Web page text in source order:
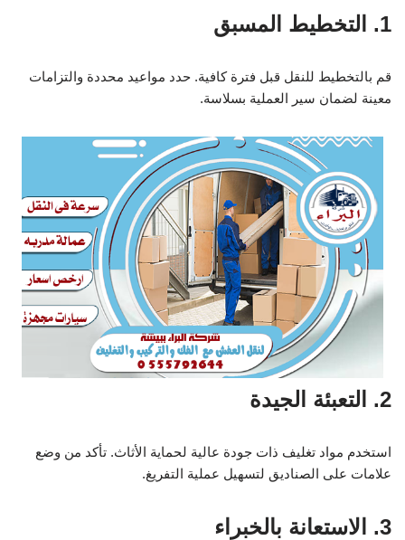
1. التخطيط المسبق
قم بالتخطيط للنقل قبل فترة كافية. حدد مواعيد محددة والتزامات
معينة لضمان سير العملية بسلاسة.
2. التعبئة الجيدة
استخدم مواد تغليف ذات جودة عالية لحماية الأثاث. تأكد من وضع
علامات على الصناديق لتسهيل عملية التفريغ.
3. الاستعانة بالخبراء